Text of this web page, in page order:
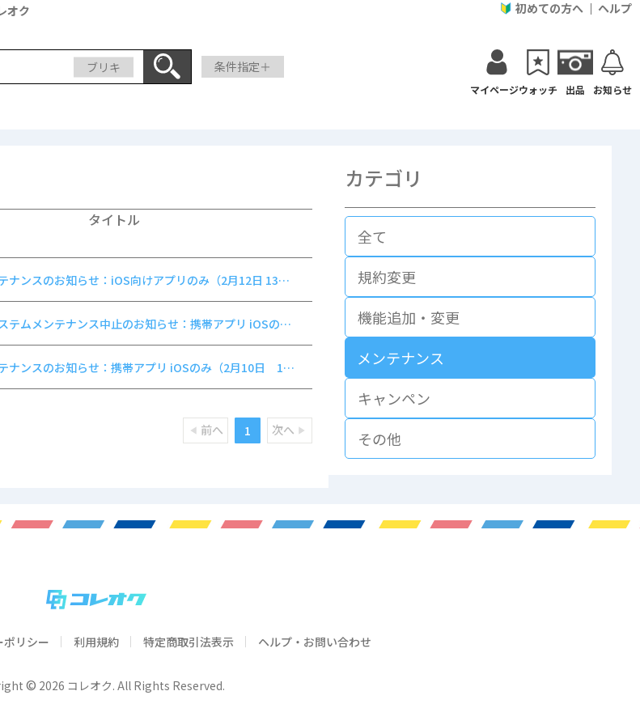
オク
初めての方へ ヘルプ
ブリキ 条件指定＋
マイページウォッチ 出品 お知らせ
タイトル
ナンスのお知らせ：iOS向けアプリのみ（2月12日 13：
テムメンテナンス中止のお知らせ：携帯アプリ iOSのみ
ナンスのお知らせ：携帯アプリ iOSのみ（2月10日 13 :
前へ 1 次へ
カテゴリ
全て
規約変更
機能追加・変更
メンテナンス
キャンペン
その他
ポリシー 利用規約 特定商取引法表示 ヘルプ・お問い合わせ
© 2026 コレオク. All Rights Reserved.